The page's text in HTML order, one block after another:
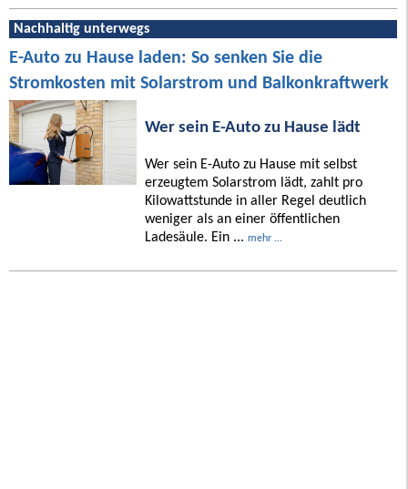
Nachhaltig unterwegs
E-Auto zu Hause laden: So senken Sie die
Stromkosten mit Solarstrom und Balkonkraftwerk
Wer sein E-Auto zu Hause lädt
Wer sein E-Auto zu Hause mit selbst
erzeugtem Solarstrom lädt, zahlt pro
Kilowattstunde in aller Regel deutlich
weniger als an einer öffentlichen
Ladesäule. Ein ... mehr ...